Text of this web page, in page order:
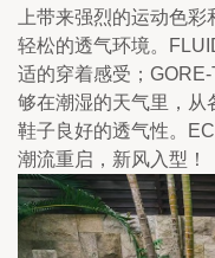
上带来强烈的运动色
轻松的透气环境。
适的穿着感受；
够在潮湿的天气里，从
鞋子良好的透气性。
潮流重启，新风入型！